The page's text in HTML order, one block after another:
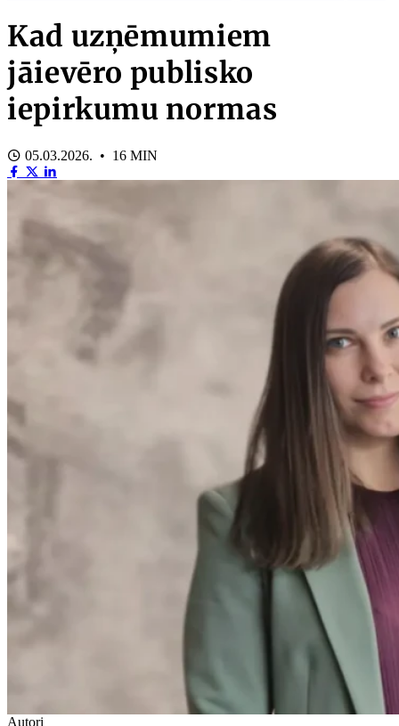
Kad uzņēmumiem
jāievēro publisko
iepirkumu normas
05.03.2026. • 16 MIN
Autori